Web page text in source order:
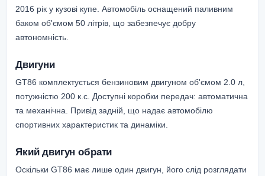
2016 рік у кузові купе. Автомобіль оснащений паливним
баком об'ємом 50 літрів, що забезпечує добру
автономність.
Двигуни
GT86 комплектується бензиновим двигуном об'ємом 2.0 л,
потужністю 200 к.с. Доступні коробки передач: автоматична
та механічна. Привід задній, що надає автомобілю
спортивних характеристик та динаміки.
Який двигун обрати
Оскільки GT86 має лише один двигун, його слід розглядати